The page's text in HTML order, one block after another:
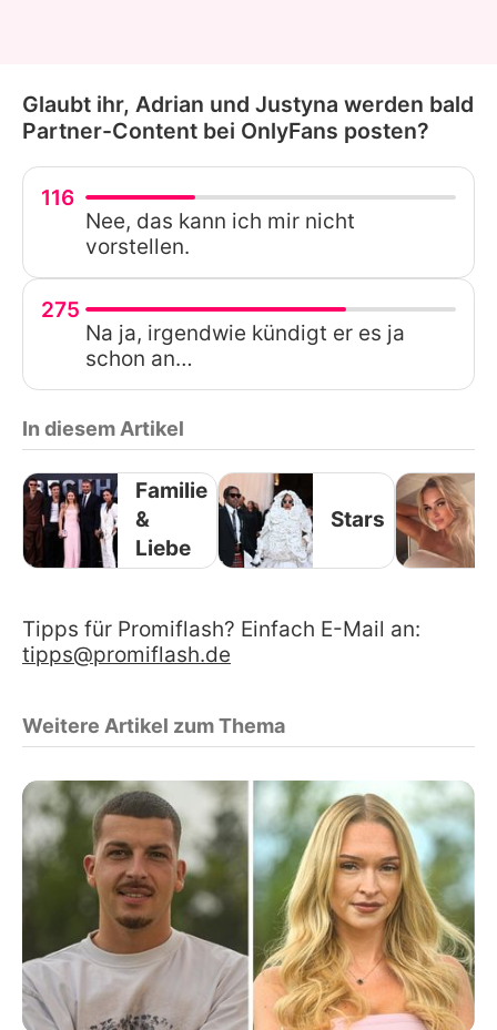
Glaubt ihr, Adrian und Justyna werden bald
Partner-Content bei OnlyFans posten?
116
Nee, das kann ich mir nicht
vorstellen.
275
Na ja, irgendwie kündigt er es ja
schon an…
In diesem Artikel
Familie
&
Liebe
Stars
Tipps für Promiflash? Einfach E-Mail an:
tipps@promiflash.de
Weitere Artikel zum Thema